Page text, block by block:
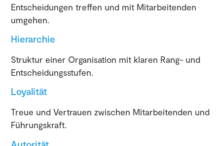
Entscheidungen treffen und mit Mitarbeitenden
umgehen.
Hierarchie
Struktur einer Organisation mit klaren Rang- und
Entscheidungsstufen.
Loyalität
Treue und Vertrauen zwischen Mitarbeitenden und
Führungskraft.